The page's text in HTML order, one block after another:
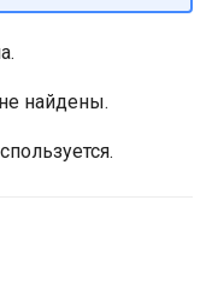
найдены.